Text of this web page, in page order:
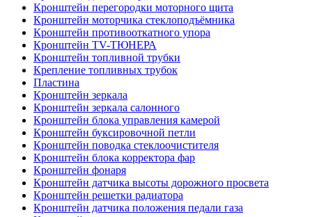
Кронштейн перегородки моторного щита
Кронштейн моторчика стеклоподъёмника
Кронштейн противооткатного упора
Кронштейн TV-ТЮНЕРА
Кронштейн топливной трубки
Крепление топливных трубок
Пластина
Кронштейн зеркала
Кронштейн зеркала салонного
Кронштейн блока управления камерой
Кронштейн буксировочной петли
Кронштейн поводка стеклоочистителя
Кронштейн блока корректора фар
Кронштейн фонаря
Кронштейн датчика высоты дорожного просвета
Кронштейн решетки радиатора
Кронштейн датчика положения педали газа